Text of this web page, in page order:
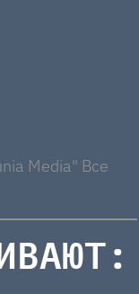
Media" Все